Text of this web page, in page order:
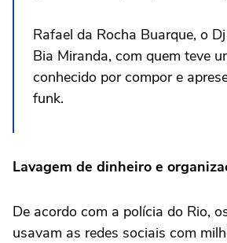
Rafael da Rocha Buarque, o
Bia Miranda, com quem teve
conhecido por compor e
funk.
Lavagem de dinheiro e
De acordo com a polícia do Rio,
usavam as redes sociais com